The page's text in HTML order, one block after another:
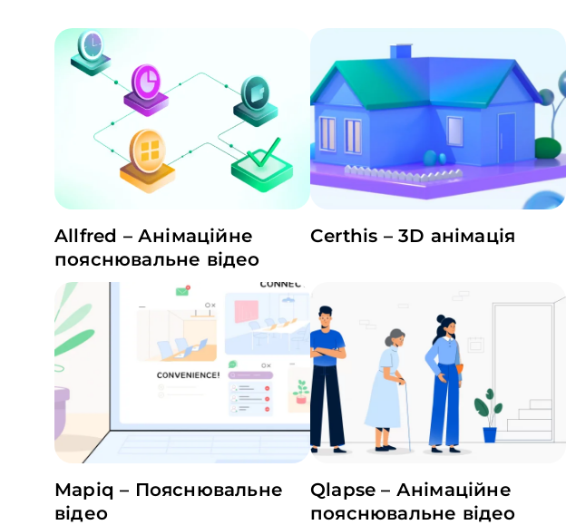
Allfred – Анімаційне
пояснювальне відео
Certhis – 3D анімація
Mapiq – Пояснювальне
відео
Qlapse – Анімаційне
пояснювальне відео